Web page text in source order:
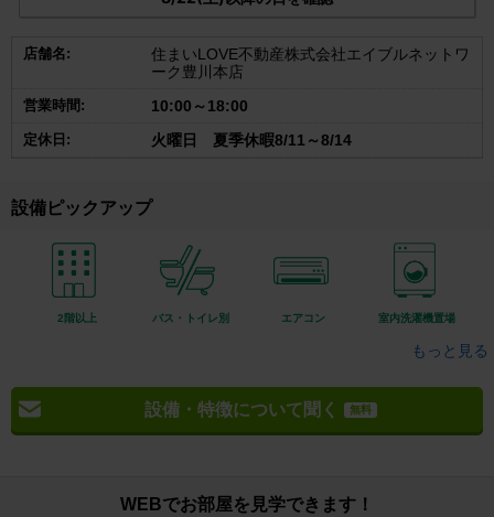
店舗名:
住まいLOVE不動産株式会社エイブルネットワ
ーク豊川本店
営業時間: 10:00～18:00
定休日: 火曜日 夏季休暇8/11～8/14
設備ピックアップ
2階以上 バス・トイレ別 エアコン 室内洗濯機置場
もっと見る
設備・特徴について聞く 無料
WEBでお部屋を見学できます！